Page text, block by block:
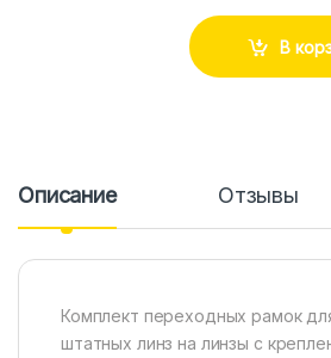
В
Описание Отзывы
Комплект переходных рамок
штатных линз на линзы с